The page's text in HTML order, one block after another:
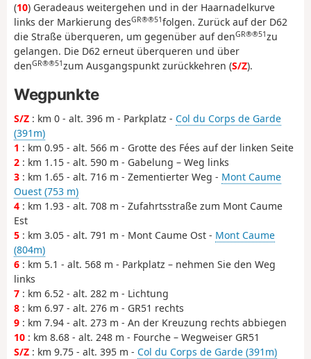
(10) Geradeaus weitergehen und in der Haarnadelkurve
links der Markierung desGR®®51folgen. Zurück auf der D62
die Straße überqueren, um gegenüber auf denGR®®51zu
gelangen. Die D62 erneut überqueren und über
denGR®®51zum Ausgangspunkt zurückkehren (S/Z).
Wegpunkte
S/Z : km 0 - alt. 396 m - Parkplatz - Col du Corps de Garde
(391m)
1 : km 0.95 - alt. 566 m - Grotte des Fées auf der linken Seite
2 : km 1.15 - alt. 590 m - Gabelung – Weg links
3 : km 1.65 - alt. 716 m - Zementierter Weg - Mont Caume
Ouest (753 m)
4 : km 1.93 - alt. 708 m - Zufahrtsstraße zum Mont Caume
Est
5 : km 3.05 - alt. 791 m - Mont Caume Ost - Mont Caume
(804m)
6 : km 5.1 - alt. 568 m - Parkplatz – nehmen Sie den Weg
links
7 : km 6.52 - alt. 282 m - Lichtung
8 : km 6.97 - alt. 276 m - GR51 rechts
9 : km 7.94 - alt. 273 m - An der Kreuzung rechts abbiegen
10 : km 8.68 - alt. 248 m - Fourche – Wegweiser GR51
S/Z : km 9.75 - alt. 395 m - Col du Corps de Garde (391m)